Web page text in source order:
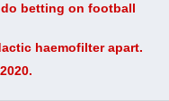
betting on football
haemofilter apart.